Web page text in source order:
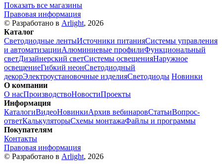
Показать все магазины
Правовая информация
© Разработано в Arlight, 2026
Каталог
Светодиодные лентыИсточники питанияСистемы управления
и автоматизацииАлюминиевые профилиФункциональный
светДизайнерский светСистемы освещенияНаружное
освещениеГибкий неонСветодиодный
декорЭлектроустановочные изделияСветодиоды Новинки
О компании
О насПроизводствоНовостиПроекты
Информация
КаталогиВидеоНовинкиАрхив вебинаровСтатьиВопрос-
ответКалькуляторыСхемы монтажаФайлы и программы
Покупателям
Контакты
Правовая информация
© Разработано в Arlight, 2026